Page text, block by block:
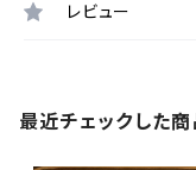
レビュー
最近チェックした商